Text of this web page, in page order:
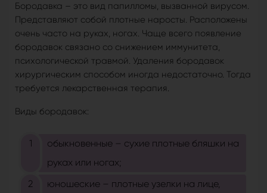
Бородавка – это вид папилломы, вызванной вирусом.
Представляют собой плотные наросты. Расположены
очень часто на руках, ногах. Чаще всего появление
бородавок связано со снижением иммунитета,
психологической травмой. Удаления бородавок
хирургическим способом иногда недостаточно. Тогда
требуется лекарственная терапия.
Виды бородавок:
обыкновенные – сухие плотные бляшки на
руках или ногах;
юношеские – плотные узелки на лице,